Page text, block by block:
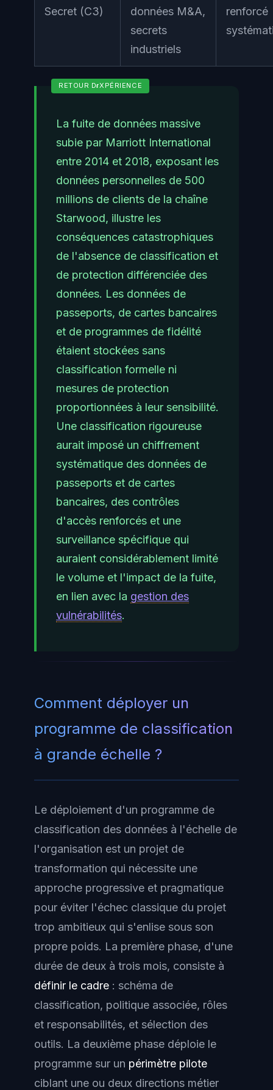
Secret (C3)
données M&A,
secrets
industriels
renforcé
La fuite de données massive
subie par Marriott International
entre 2014 et 2018, exposant les
données personnelles de 500
millions de clients de la chaîne
Starwood, illustre les
conséquences catastrophiques
de l'absence de classification et
de protection différenciée des
données. Les données de
passeports, de cartes bancaires
et de programmes de fidélité
étaient stockées sans
classification formelle ni
mesures de protection
proportionnées à leur sensibilité.
Une classification rigoureuse
aurait imposé un chiffrement
systématique des données de
passeports et de cartes
bancaires, des contrôles
d'accès renforcés et une
surveillance spécifique qui
auraient considérablement limité
le volume et l'impact de la fuite,
en lien avec la gestion des
vulnérabilités.
Comment déployer un
programme de classification
à grande échelle ?
Le déploiement d'un programme de
classification des données à l'échelle de
l'organisation est un projet de
transformation qui nécessite une
approche progressive et pragmatique
pour éviter l'échec classique du projet
trop ambitieux qui s'enlise sous son
propre poids. La première phase, d'une
durée de deux à trois mois, consiste à
définir le cadre : schéma de
classification, politique associée, rôles
et responsabilités, et sélection des
outils. La deuxième phase déploie le
programme sur un périmètre pilote
ciblant une ou deux directions métier